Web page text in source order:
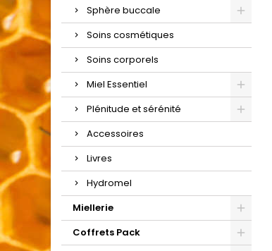
Sphère buccale
Soins cosmétiques
Soins corporels
Miel Essentiel
Plénitude et sérénité
Accessoires
Livres
Hydromel
Miellerie
Coffrets Pack